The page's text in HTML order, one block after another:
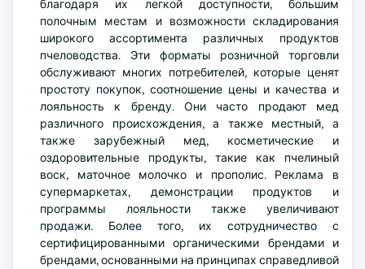
благодаря их легкой доступности, большим
полочным местам и возможности складирования
широкого ассортимента различных продуктов
пчеловодства. Эти форматы розничной торговли
обслуживают многих потребителей, которые ценят
простоту покупок, соотношение цены и качества и
лояльность к бренду. Они часто продают мед
различного происхождения, а также местный, а
также зарубежный мед, косметические и
оздоровительные продукты, такие как пчелиный
воск, маточное молочко и прополис. Реклама в
супермаркетах, демонстрации продуктов и
программы лояльности также увеличивают
продажи. Более того, их сотрудничество с
сертифицированными органическими брендами и
брендами, основанными на принципах справедливой